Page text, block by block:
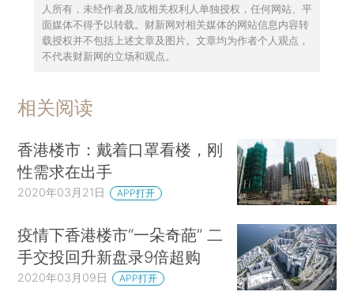
人所有，未经作者及/或相关权利人单独授权，任何网站、平
面媒体不得予以转载。财新网对相关媒体的网站信息内容转
载授权并不包括上述文章及图片。文章均为作者个人观点，
不代表财新网的立场和观点。
相关阅读
香港楼市：戴着口罩看楼，刚
性需求在出手
2020年03月21日 APP打开
疫情下香港楼市“一朵奇葩” 二
手交投回升新盘录9倍超购
2020年03月09日 APP打开